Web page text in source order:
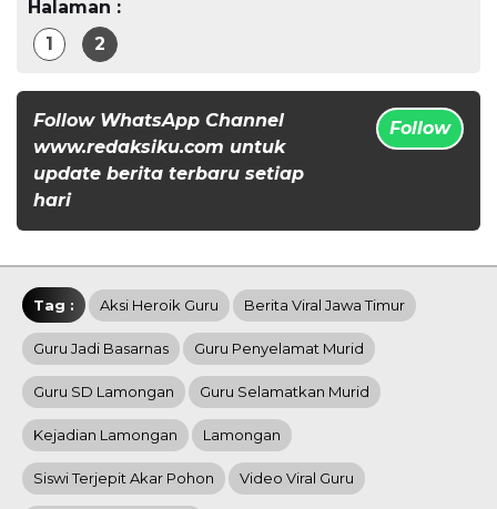
Halaman :
1
2
Follow WhatsApp Channel
www.redaksiku.com untuk
update berita terbaru setiap
hari
Follow
Tag : Aksi Heroik Guru Berita Viral Jawa Timur
Guru Jadi Basarnas Guru Penyelamat Murid
Guru SD Lamongan Guru Selamatkan Murid
Kejadian Lamongan Lamongan
Siswi Terjepit Akar Pohon Video Viral Guru